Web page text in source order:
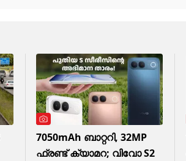
7050mAh ബാറ്ററി, 32MP
ഫ്രണ്ട് ക്യാമറ; വിവോ S2